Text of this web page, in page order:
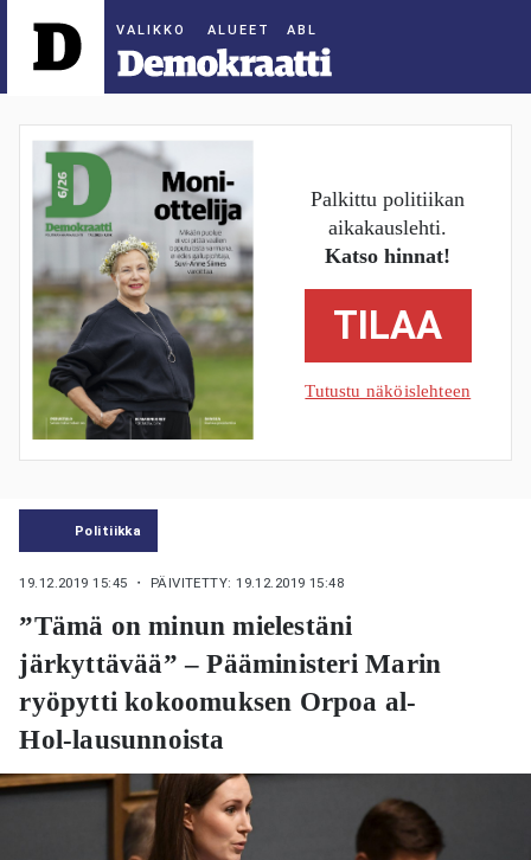
ALUEET
Palkittu politiikan
aikakauslehti.
Katso hinnat!
TILAA
Tutustu näköislehteen
Politiikka
19.12.2019 15:45 ・ PÄIVITETTY: 19.12.2019 15:48
”Tämä on minun mielestäni
järkyttävää” – Pääministeri Marin
ryöpytti kokoomuksen Orpoa al-
Hol-lausunnoista